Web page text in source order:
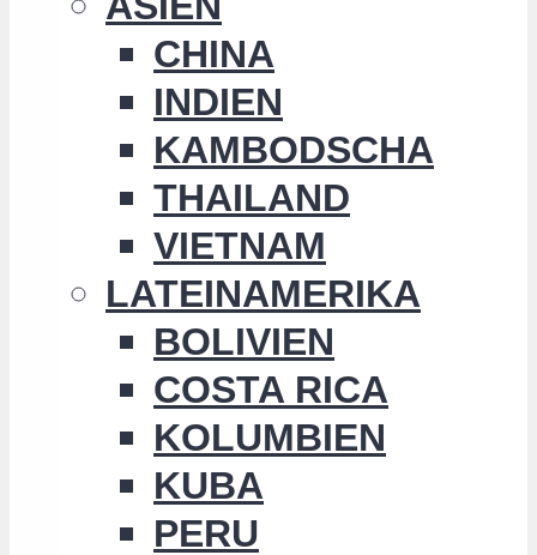
CHINA
INDIEN
KAMBODSCHA
THAILAND
VIETNAM
LATEINAMERIKA
BOLIVIEN
COSTA RICA
KOLUMBIEN
KUBA
PERU